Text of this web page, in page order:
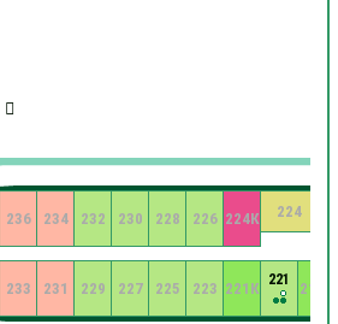
219К
221
221К
223
224
224К
225
226
227
228
229
230
231
232
233
234
236